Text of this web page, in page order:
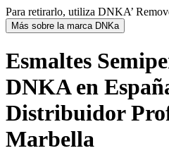
Para retirarlo, utiliza DNKA’
Más sobre la marca DNKa
Esmaltes
DNKA en
Distribuidor
Marbella